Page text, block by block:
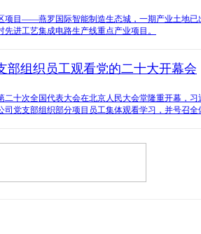
项目——燕罗国际智能制造生态城，一期产业土地已
进工艺集成电路生产线重点产业项目。
部组织员工观看党的二十大开幕会
二十次全国代表大会在北京人民大会堂隆重开幕，
司党支部组织部分项目员工集体观看学习，并号召